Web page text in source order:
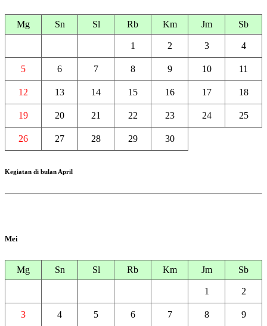
Mg Sn Sl Rb Km Jm Sb
1 2 3 4
5 6 7 8 9 10 11
12 13 14 15 16 17 18
19 20 21 22 23 24 25
26 27 28 29 30
Kegiatan di bulan April
Mei
Mg Sn Sl Rb Km Jm Sb
1 2
3 4 5 6 7 8 9